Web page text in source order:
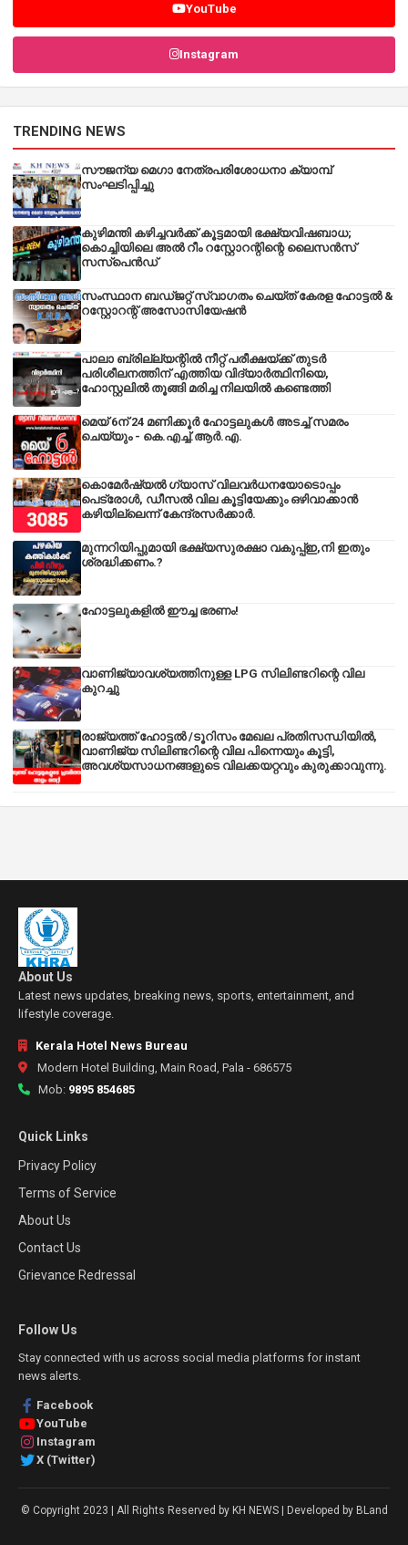
YouTube
Instagram
TRENDING NEWS
സൗജന്യ മെഗാ നേത്രപരിശോധനാ ക്യാമ്പ്
സംഘടിപ്പിച്ചു
കുഴിമന്തി കഴിച്ചവർക്ക് കൂട്ടമായി ഭക്ഷ്യവിഷബാധ;
കൊച്ചിയിലെ അൽ റീം റസ്റ്റോറന്റിന്റെ ലൈസൻസ്
സസ്പെൻഡ്
സംസ്ഥാന ബഡ്‌ജറ്റ് സ്വാഗതം ചെയ്ത് കേരള ഹോട്ടൽ &
റസ്റ്റോറന്റ് അസോസിയേഷൻ
പാലാ ബ്രില്ല്യന്റിൽ നീറ്റ് പരീക്ഷയ്ക്ക് തുടർ
പരിശീലനത്തിന് എത്തിയ വിദ്യാർത്ഥിനിയെ,
ഹോസ്റ്റലിൽ തൂങ്ങി മരിച്ച നിലയിൽ കണ്ടെത്തി
മെയ് 6ന് 24 മണിക്കൂർ ഹോട്ടലുകൾ അടച്ച് സമരം
ചെയ്യും - കെ.എച്ച്.ആർ.എ.
കൊമേർഷ്യൽ ഗ്യാസ് വിലവർധനയോടൊപ്പം
പെട്രോൾ, ഡീസല്‍ വില കൂട്ടിയേക്കും ഒഴിവാക്കാന്‍
കഴിയില്ലെന്ന് കേന്ദ്രസര്‍ക്കാര്‍.
മുന്നറിയിപ്പുമായി ഭക്ഷ്യസുരക്ഷാ വകുപ്പ്ഇ,നി ഇതും
ശ്രദ്ധിക്കണം.?
ഹോട്ടലുകളിൽ ഈച്ച ഭരണം!
വാണിജ്യാവശ്യത്തിനുള്ള LPG സിലിണ്ടറിന്റെ വില
കുറച്ചു
രാജ്യത്ത് ഹോട്ടൽ /ടൂറിസം മേഖല പ്രതിസന്ധിയിൽ,
വാണിജ്യ സിലിണ്ടറിന്റെ വില പിന്നെയും കൂട്ടി,
അവശ്യസാധനങ്ങളുടെ വിലക്കയറ്റവും കുരുക്കാവുന്നു.
About Us
Latest news updates, breaking news, sports, entertainment, and
lifestyle coverage.
Kerala Hotel News Bureau
Modern Hotel Building, Main Road, Pala - 686575
Mob: 9895 854685
Quick Links
Privacy Policy
Terms of Service
About Us
Contact Us
Grievance Redressal
Follow Us
Stay connected with us across social media platforms for instant
news alerts.
Facebook
YouTube
Instagram
X (Twitter)
© Copyright 2023 | All Rights Reserved by KH NEWS | Developed by BLand